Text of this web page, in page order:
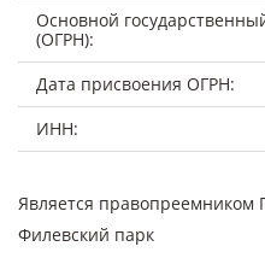
Основной
(ОГРН):
Дата присвоения ОГРН:
ИНН:
Является правопреемником
Филевский парк